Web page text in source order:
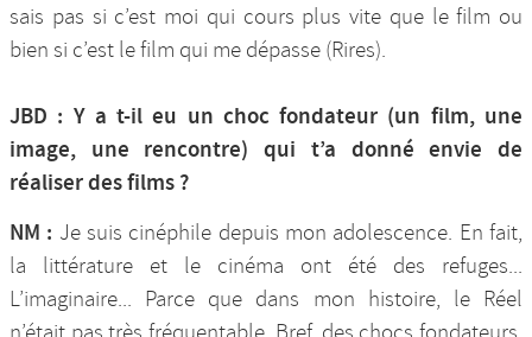
sais pas si c’est moi qui cours plus vite que le film ou
bien si c’est le film qui me dépasse (Rires).
JBD : Y a t-il eu un choc fondateur (un film, une
image, une rencontre) qui t’a donné envie de
réaliser des films ?
NM : Je suis cinéphile depuis mon adolescence. En fait,
la littérature et le cinéma ont été des refuges...
L’imaginaire... Parce que dans mon histoire, le Réel